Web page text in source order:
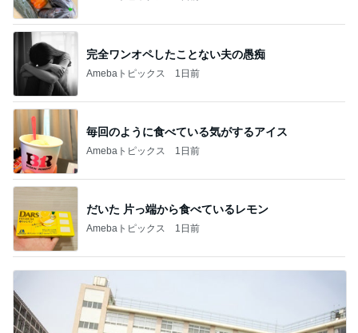
完全ワンオペしたことない夫の愚痴
Amebaトピックス 1日前
毎回のように食べている気がするアイス
Amebaトピックス 1日前
だいた 片っ端から食べているレモン
Amebaトピックス 1日前